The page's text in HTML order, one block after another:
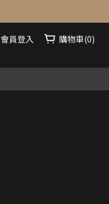
會員登入
購物車(0)